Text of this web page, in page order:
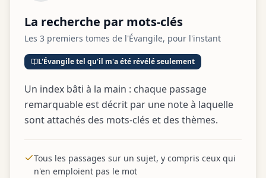
La recherche par mots-clés
Les 3 premiers tomes de l'Évangile, pour l'instant
L'Évangile tel qu'il m'a été révélé seulement
Un index bâti à la main : chaque passage
remarquable est décrit par une note à laquelle
sont attachés des mots-clés et des thèmes.
Tous les passages sur un sujet, y compris ceux qui
n'en emploient pas le mot